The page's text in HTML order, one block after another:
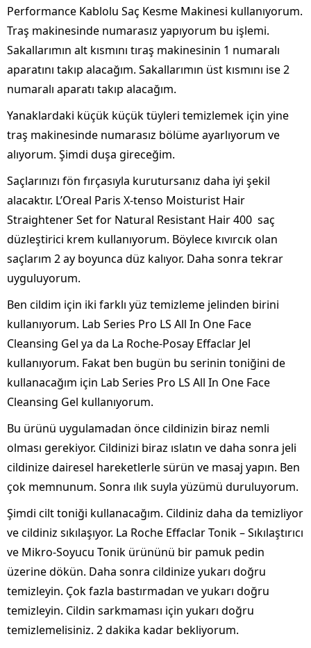
Performance Kablolu Saç Kesme Makinesi kullanıyorum.
Traş makinesinde numarasız yapıyorum bu işlemi.
Sakallarımın alt kısmını tıraş makinesinin 1 numaralı
aparatını takıp alacağım. Sakallarımın üst kısmını ise 2
numaralı aparatı takıp alacağım.
Yanaklardaki küçük küçük tüyleri temizlemek için yine
traş makinesinde numarasız bölüme ayarlıyorum ve
alıyorum. Şimdi duşa gireceğim.
Saçlarınızı fön fırçasıyla kurutursanız daha iyi şekil
alacaktır. L’Oreal Paris X-tenso Moisturist Hair
Straightener Set for Natural Resistant Hair 400 saç
düzleştirici krem kullanıyorum. Böylece kıvırcık olan
saçlarım 2 ay boyunca düz kalıyor. Daha sonra tekrar
uyguluyorum.
Ben cildim için iki farklı yüz temizleme jelinden birini
kullanıyorum. Lab Series Pro LS All In One Face
Cleansing Gel ya da La Roche-Posay Effaclar Jel
kullanıyorum. Fakat ben bugün bu serinin toniğini de
kullanacağım için Lab Series Pro LS All In One Face
Cleansing Gel kullanıyorum.
Bu ürünü uygulamadan önce cildinizin biraz nemli
olması gerekiyor. Cildinizi biraz ıslatın ve daha sonra jeli
cildinize dairesel hareketlerle sürün ve masaj yapın. Ben
çok memnunum. Sonra ılık suyla yüzümü duruluyorum.
Şimdi cilt toniği kullanacağım. Cildiniz daha da temizliyor
ve cildiniz sıkılaşıyor. La Roche Effaclar Tonik – Sıkılaştırıcı
ve Mikro-Soyucu Tonik ürününü bir pamuk pedin
üzerine dökün. Daha sonra cildinize yukarı doğru
temizleyin. Çok fazla bastırmadan ve yukarı doğru
temizleyin. Cildin sarkmaması için yukarı doğru
temizlemelisiniz. 2 dakika kadar bekliyorum.